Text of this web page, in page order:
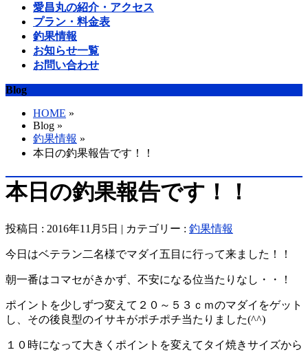
愛昌丸の紹介・アクセス
プラン・料金表
釣果情報
お知らせ一覧
お問い合わせ
Blog
HOME »
Blog »
釣果情報 »
本日の釣果報告です！！
本日の釣果報告です！！
投稿日 : 2016年11月5日 | カテゴリー : 釣果情報
今日はベテラン二名様でマダイ五目に行って来ました！！
朝一番はコマセがきかず、不安になる位当たりなし・・！
ポイントを少しずつ変えて２０～５３ｃｍのマダイをゲット
し、その後良型のイサキがポチポチ当たりました(^^)
１０時になって大きくポイントを変えてタイ焼きサイズから